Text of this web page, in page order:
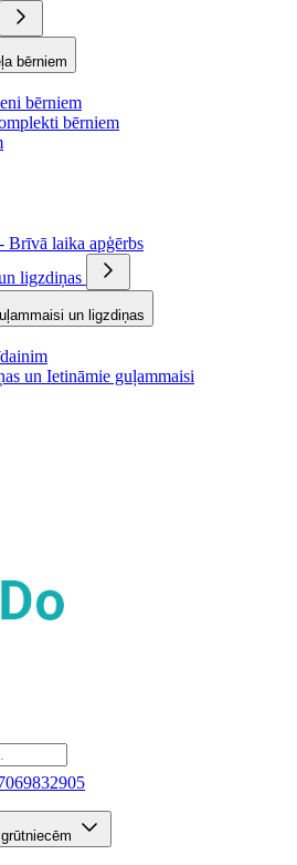
bērniem
bērniem
bērniem
Brīvā laika apģērbs
ligzdiņas
un ligzdiņas
un Ietināmie guļammaisi